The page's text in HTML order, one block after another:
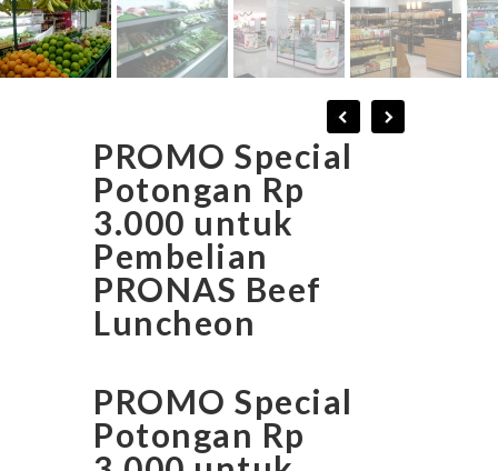
PROMO Special
Potongan Rp
3.000 untuk
Pembelian
PRONAS Beef
Luncheon
PROMO Special
Potongan Rp